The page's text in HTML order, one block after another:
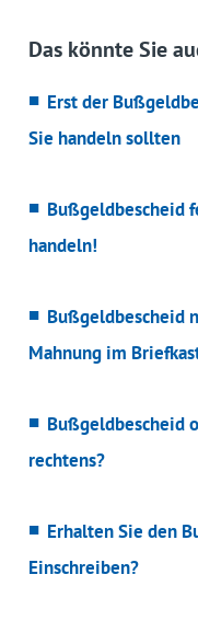
Das könnte Sie
Erst der
Sie handeln sollten
Bußgeldbescheid
handeln!
Bußgeldbescheid
Mahnung im
Bußgeldbescheid
rechtens?
Erhalten Sie den
Einschreiben?